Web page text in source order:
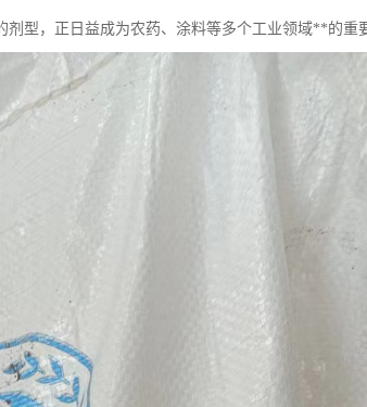
型，正日益成为农药、涂料等多个工业领域**的重